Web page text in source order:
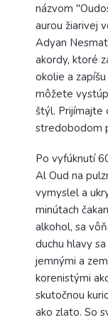
názvom
aurou žiarivej
Adyan
akordy, ktoré
okolie a
môžete
štýl. Prijímajte
stredobodom
Po vyfúknutí
Al Oud na
vymyslel a
minútach
alkohol, sa
duchu hlavy
jemnými a
korenistými
skutočnou
ako zlato. So